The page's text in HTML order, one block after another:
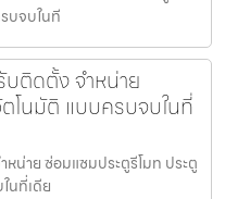
บจบในที
ติดตั้ง จำหน่าย
โนมัติ แบบครบจบในที่
น่าย ซ่อมแซมประตูรีโมท ประตู
นที่เดีย